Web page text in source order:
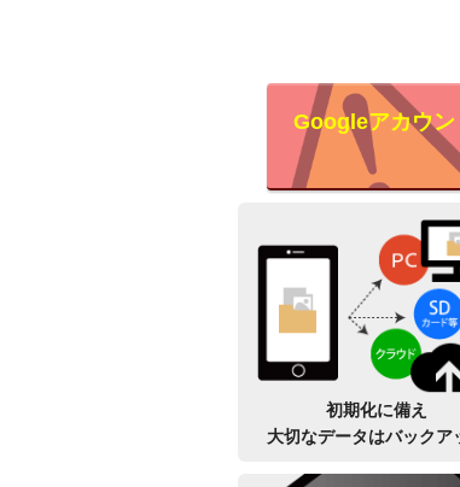
Googleアカウン
初期化に備え
大切なデータはバックア